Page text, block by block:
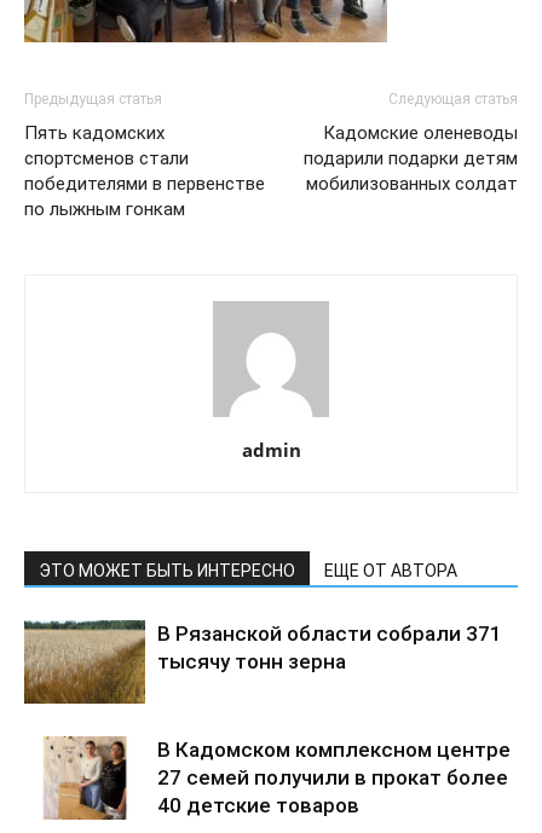
Предыдущая статья
Пять кадомских
спортсменов стали
победителями в первенстве
по лыжным гонкам
Следующая статья
Кадомские оленеводы
подарили подарки детям
мобилизованных солдат
admin
ЭТО МОЖЕТ БЫТЬ ИНТЕРЕСНО ЕЩЕ ОТ АВТОРА
В Рязанской области собрали 371
тысячу тонн зерна
В Кадомском комплексном центре
27 семей получили в прокат более
40 детские товаров